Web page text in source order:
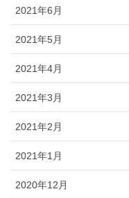
2021年6月
2021年5月
2021年4月
2021年3月
2021年2月
2021年1月
2020年12月